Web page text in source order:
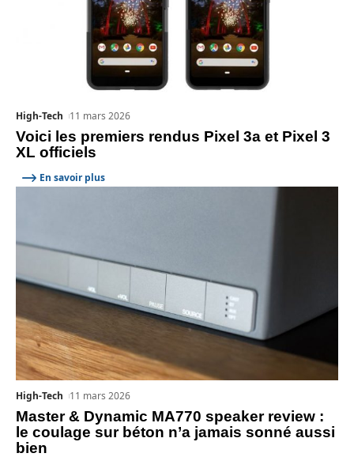
Voici les premiers rendus Pixel 3a et Pixel 3
XL officiels
High-Tech 11 mars 2026
En savoir plus
Master & Dynamic MA770 speaker review :
le coulage sur béton n’a jamais sonné aussi
bien
High-Tech 11 mars 2026